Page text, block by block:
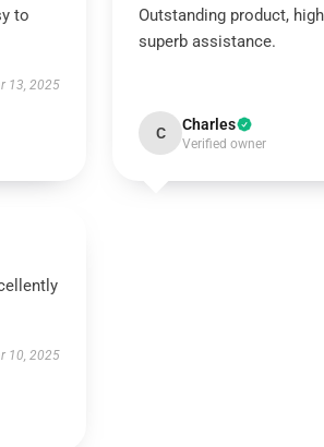
to
13, 2025
Outstanding product,
superb assistance.
C Charles
Verified owner
10, 2025